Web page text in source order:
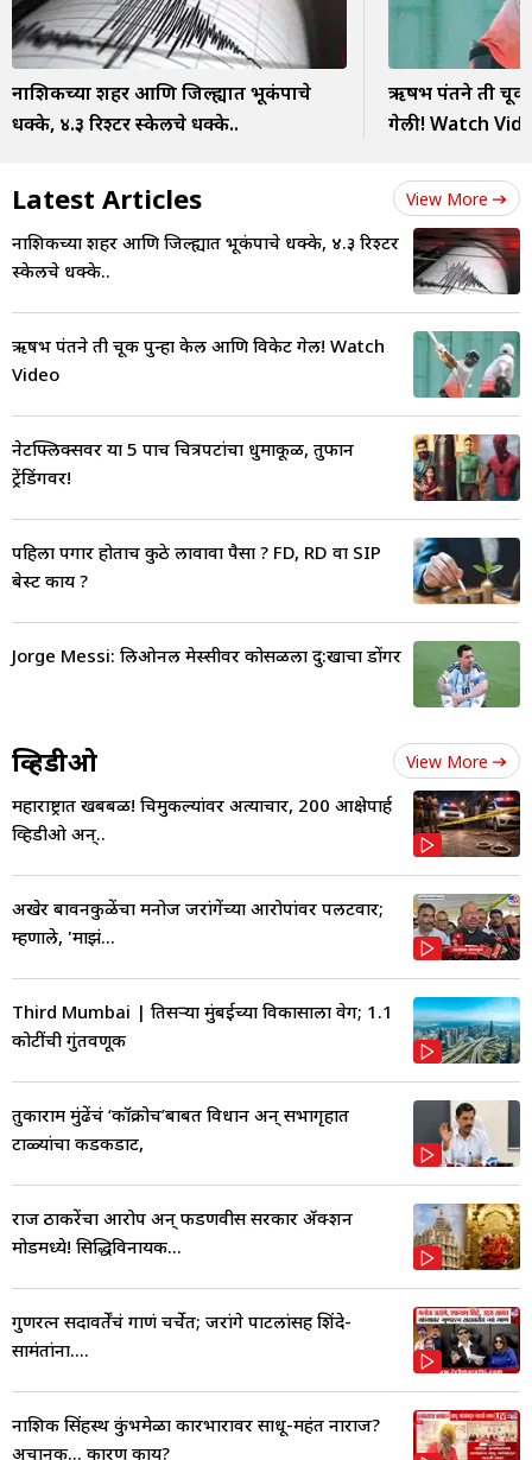
नाशिकच्या शहर आणि जिल्ह्यात भूकंपाचे
धक्के, ४.३ रिश्टर स्केलचे धक्के..
ऋषभ पंतने ती चूक
गेली! Watch
Latest Articles View More
नाशिकच्या शहर आणि जिल्ह्यात भूकंपाचे धक्के, ४.३ रिश्टर
स्केलचे धक्के..
ऋषभ पंतने ती चूक पुन्हा केली आणि विकेट गेली! Watch
Video
नेटफ्लिक्सवर या 5 पाच चित्रपटांचा धुमाकूळ, तुफान
ट्रेंडिंगवर!
पहिला पगार होताच कुठे लावावा पैसा ? FD, RD वा SIP
बेस्ट काय ?
Jorge Messi: लिओनल मेस्सीवर कोसळला दु:खाचा डोंगर
व्हिडीओ View More
महाराष्ट्रात खबबळ! चिमुकल्यांवर अत्याचार, 200 आक्षेपार्ह
व्हिडीओ अन्..
अखेर बावनकुळेंचा मनोज जरांगेंच्या आरोपांवर पलटवार;
म्हणाले, 'माझं...
Third Mumbai | तिसऱ्या मुंबईच्या विकासाला वेग; 1.1
कोटींची गुंतवणूक
तुकाराम मुंढेंचं ‘कॉक्रोच’बाबत विधान अन् सभागृहात
टाळ्यांचा कडकडाट,
राज ठाकरेंचा आरोप अन् फडणवीस सरकार ॲक्शन
मोडमध्ये! सिद्धिविनायक...
गुणरत्न सदावर्तेंचं गाणं चर्चेत; जरांगे पाटलांसह शिंदे-
सामंतांना....
नाशिक सिंहस्थ कुंभमेळा कारभारावर साधू-महंत नाराज?
अचानक... कारण काय?